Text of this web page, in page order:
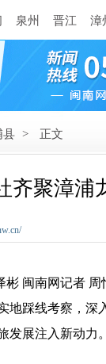
泉州 晋江 漳
县 > 正文
齐聚漳浦
闽南网记者 周
地踩线考察，深
发展注入新动力。